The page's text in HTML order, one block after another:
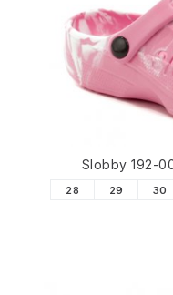
Slobby 192-
28 29 30